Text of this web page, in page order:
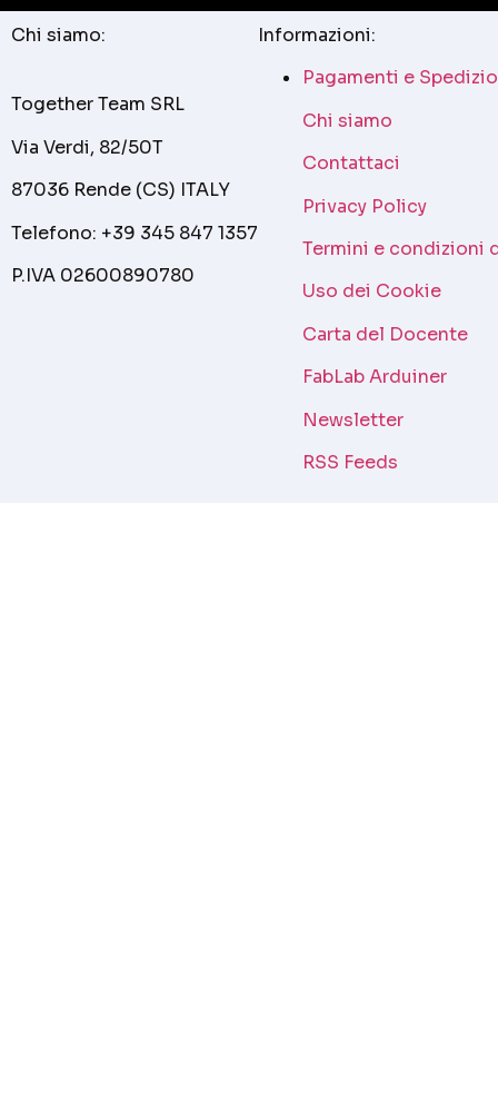
Chi siamo:
Together Team SRL
Via Verdi, 82/50T
87036 Rende (CS) ITALY
Telefono: +39 345 847 1357
P.IVA 02600890780
Informazioni:
Pagamenti e
Chi siamo
Contattaci
Privacy Policy
Termini e condizioni
Uso dei Cookie
Carta del Docente
FabLab Arduiner
Newsletter
RSS Feeds